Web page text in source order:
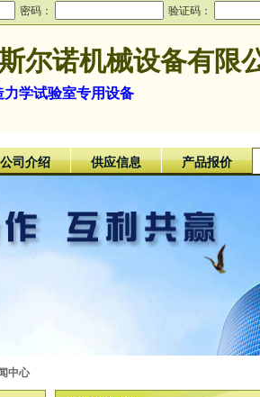
密码： 验证码：
尔诺机械设备有限
力学试验室专用设备
公司介绍 供应信息 产品报价
中心